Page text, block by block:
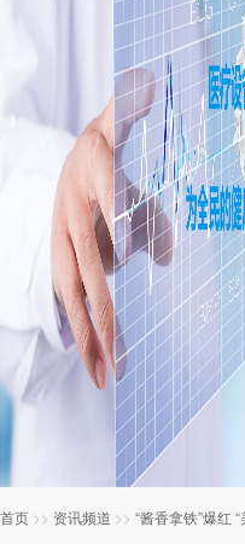
首页 >> 资讯频道 >> “酱香拿铁”爆红